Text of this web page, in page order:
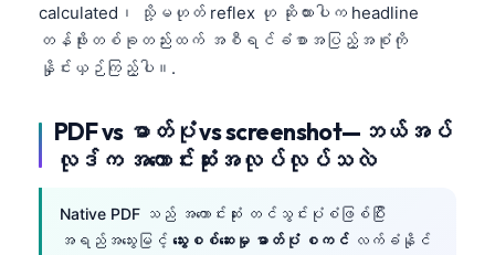
calculated၊ သို့မဟုတ် reflex ဟု ဆိုထားပါက headline
တန်ဖိုးတစ်ခုတည်းထက် အစီရင်ခံစာအပြည့်အစုံကို
နှိုင်းယှဉ်ကြည့်ပါ။.
PDF vs ဓာတ်ပုံ vs screenshot—ဘယ်အပ်
လုဒ်က အကောင်းဆုံးအလုပ်လုပ်သလဲ
Native PDF သည် အကောင်းဆုံး တင်သွင်းပုံစံဖြစ်ပြီး
အရည်အသွေးမြင့် သွေးစစ်ဆေးမှု ဓာတ်ပုံ စကင် လက်ခံနိုင်
Кыргызча
Татар теле
Беларуская мова
Esperanto
Ślōnskŏ gŏdka
Norsk bokmål